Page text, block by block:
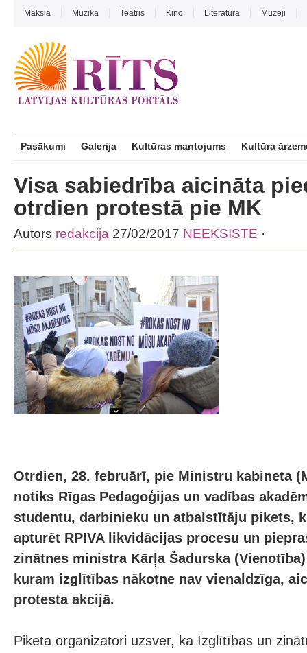
Māksla Mūzika Teātris Kino Literatūra Muzeji
Pasākumi Galerija Kultūras mantojums Kultūra
Visa sabiedrība aicināta
otrdien protestā pie MK
Autors redakcija 27/02/2017 NEEKSISTE ·
Otrdien, 28. februārī, pie Ministru kabineta
notiks Rīgas Pedagoģijas un vadības
studentu, darbinieku un atbalstītāju pikets,
apturēt RPIVA likvidācijas procesu un
zinātnes ministra Kārļa Šadurska
kuram izglītības nākotne nav vienaldzīga,
protesta akcijā.
Piketa organizatori uzsver, ka Izglītības un